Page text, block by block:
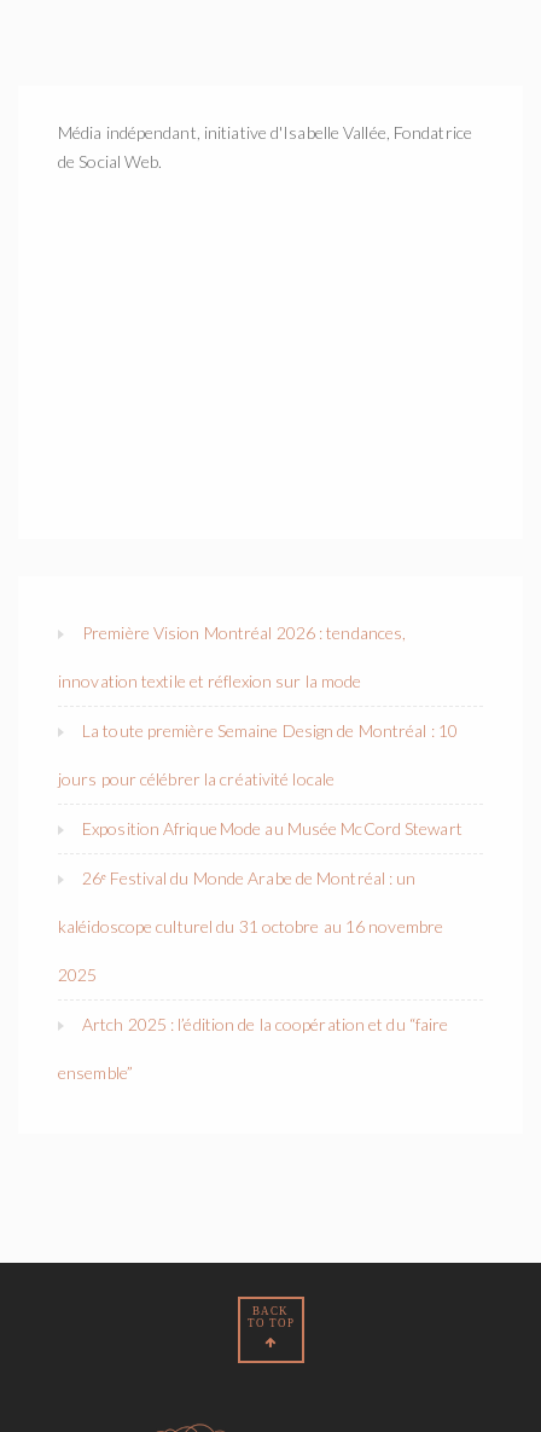
Média indépendant, initiative d'Isabelle Vallée, Fondatrice
de Social Web.
Première Vision Montréal 2026 : tendances,
innovation textile et réflexion sur la mode
La toute première Semaine Design de Montréal : 10
jours pour célébrer la créativité locale
Exposition Afrique Mode au Musée McCord Stewart
26ᵉ Festival du Monde Arabe de Montréal : un
kaléidoscope culturel du 31 octobre au 16 novembre
2025
Artch 2025 : l’édition de la coopération et du “faire
ensemble”
BACK
TO TOP